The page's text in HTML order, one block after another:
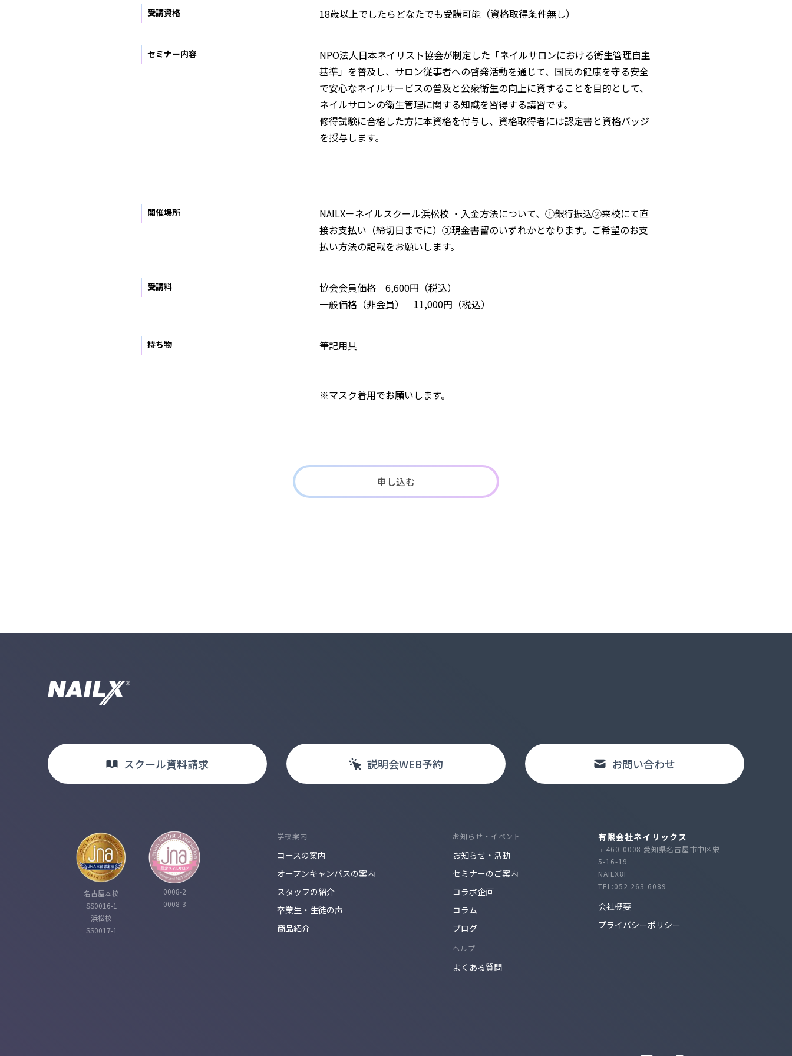
受講資格 18歳以上でしたらどなたでも受講可能（資格取得条件無し）
セミナー内容
NPO法人日本ネイリスト協会が制定した「ネイルサロンにおける衛生管理自主
基準」を普及し、サロン従事者への啓発活動を通じて、国民の健康を守る安全
で安心なネイルサービスの普及と公衆衛生の向上に資することを目的として、
ネイルサロンの衛生管理に関する知識を習得する講習です。
修得試験に合格した方に本資格を付与し、資格取得者には認定書と資格バッジ
を授与します。
開催場所
NAILX－ネイルスクール浜松校 ・入金方法について、①銀行振込②来校にて直
接お支払い（締切日までに）③現金書留のいずれかとなります。ご希望のお支
払い方法の記載をお願いします。
受講料
協会会員価格 6,600円（税込）
一般価格（非会員） 11,000円（税込）
持ち物 筆記用具
※マスク着用でお願いします。
申し込む
スクール資料請求 説明会WEB予約 お問い合わせ
名古屋本校
SS0016-1
浜松校
SS0017-1
0008-2
0008-3
学校案内
コースの案内
オープンキャンパスの案内
スタッフの紹介
卒業生・生徒の声
商品紹介
お知らせ・イベント
お知らせ・活動
セミナーのご案内
コラボ企画
コラム
ブログ
ヘルプ
よくある質問
有限会社ネイリックス
〒460-0008 愛知県名古屋市中区栄
5-16-19
NAILX8F
TEL:052-263-6089
会社概要
プライバシーポリシー